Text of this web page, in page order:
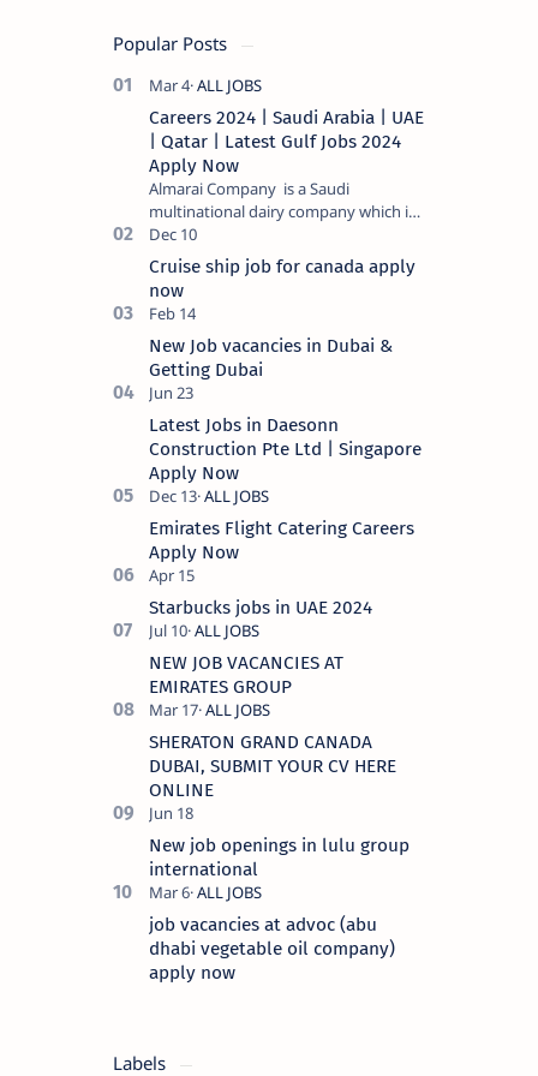
Popular Posts
Careers 2024 | Saudi Arabia | UAE
| Qatar | Latest Gulf Jobs 2024
Apply Now
Almarai Company is a Saudi
multinational dairy company which is
listed on the Tadawul stock exchange.
It specializes in food and bevera…
Cruise ship job for canada apply
now
New Job vacancies in Dubai &
Getting Dubai
Latest Jobs in Daesonn
Construction Pte Ltd | Singapore
Apply Now
Emirates Flight Catering Careers
Apply Now
Starbucks jobs in UAE 2024
NEW JOB VACANCIES AT
EMIRATES GROUP
SHERATON GRAND CANADA
DUBAI, SUBMIT YOUR CV HERE
ONLINE
New job openings in lulu group
international
job vacancies at advoc (abu
dhabi vegetable oil company)
apply now
Labels